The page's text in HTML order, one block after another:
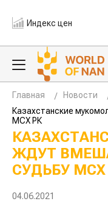
Индекс цен
Главная
Новости
Казахстанские
МСХ РК
ЖДУТ
СУДЬБУ МСХ
04.06.2021